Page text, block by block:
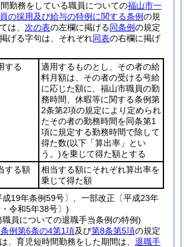
勤務をしている職員についての福山市一
の採用及び給与の特例に関する条例の規
は、 次の表の左欄に掲げる同条例の規定
げる字句は、それぞれ同表の右欄に掲げ
する
適用するものとし、その者の給
料月額は、その者の受ける号給
に応じた額に、福山市職員の勤
務時間、休暇等に関する条例第
2条第2項の規定により定められ
たその者の勤務時間を同条第1
項に規定する勤務時間で除して
得た数(以下「算出率」とい
う。)を乗じて得た額とする
する額
相当する額にそれぞれ算出率を
乗じて得た額
成19年条例59号〕、一部改正〔平成23年
令和5年38号〕)
員についての退職手当条例の特例)
例第6条の4第1項及び第8条第5項の規定
、育児短時間勤務をした期間は、 退職手